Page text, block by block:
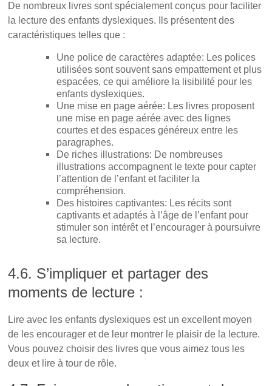
De nombreux livres sont spécialement conçus pour faciliter
la lecture des enfants dyslexiques. Ils présentent des
caractéristiques telles que :
Une police de caractères adaptée: Les polices
utilisées sont souvent sans empattement et plus
espacées, ce qui améliore la lisibilité pour les
enfants dyslexiques.
Une mise en page aérée: Les livres proposent
une mise en page aérée avec des lignes
courtes et des espaces généreux entre les
paragraphes.
De riches illustrations: De nombreuses
illustrations accompagnent le texte pour capter
l’attention de l’enfant et faciliter la
compréhension.
Des histoires captivantes: Les récits sont
captivants et adaptés à l’âge de l’enfant pour
stimuler son intérêt et l’encourager à poursuivre
sa lecture.
4.6. S’impliquer et partager des
moments de lecture :
Lire avec les enfants dyslexiques est un excellent moyen
de les encourager et de leur montrer le plaisir de la lecture.
Vous pouvez choisir des livres que vous aimez tous les
deux et lire à tour de rôle.